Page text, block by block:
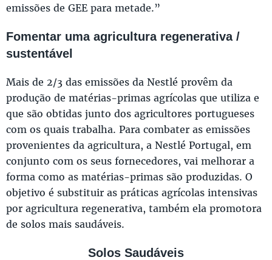
emissões de GEE para metade.”
Fomentar uma agricultura regenerativa /
sustentável
Mais de 2/3 das emissões da Nestlé provêm da
produção de matérias-primas agrícolas que utiliza e
que são obtidas junto dos agricultores portugueses
com os quais trabalha. Para combater as emissões
provenientes da agricultura, a Nestlé Portugal, em
conjunto com os seus fornecedores, vai melhorar a
forma como as matérias-primas são produzidas. O
objetivo é substituir as práticas agrícolas intensivas
por agricultura regenerativa, também ela promotora
de solos mais saudáveis.
Solos Saudáveis